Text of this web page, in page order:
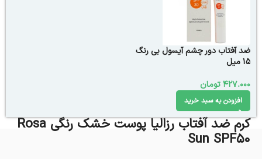
ضد آفتاب دور چشم آیسول بی رنگ
15 میل
427.000تومان
افزودن به سبد خرید
کرم ضد آفتاب رزالیا پوست خشک رنگی Rosa
Sun SPF50